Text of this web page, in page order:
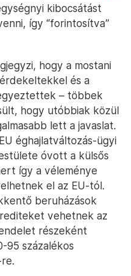
kibocsátást
így “forintosítva”
hogy a mostani
és a
– többek
hogy utóbbiak közül
lett a javaslat.
éghajlatváltozás-ügyi
óvott a külsős
így a véleménye
el az EU-tól.
beruházások
vehetnek az
részeként
százalékos